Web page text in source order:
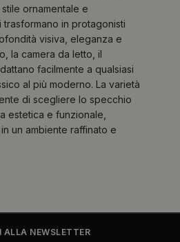
ornamentale e
trasformano in protagonisti
visiva, eleganza e
la camera da letto, il
facilmente a qualsiasi
al più moderno. La varietà
di scegliere lo specchio
estetica e funzionale,
un ambiente raffinato e
ALLA NEWSLETTER